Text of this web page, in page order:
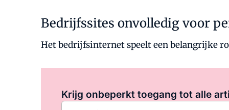
Bedrijfssites onvolledig voor
Het bedrijfsinternet speelt een belangrijke
Krijg onbeperkt toegang tot alle